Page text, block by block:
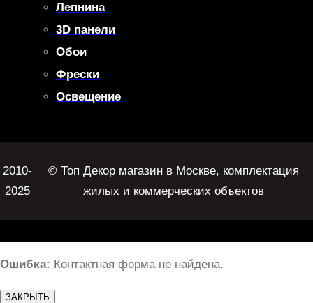
Лепнина
3D панели
Обои
Фрески
Освещение
2010-
2025
© Топ Декор магазин в Москве, комплектация
жилых и коммерческих объектов
Ошибка: Контактная форма не найдена.
ЗАКРЫТЬ